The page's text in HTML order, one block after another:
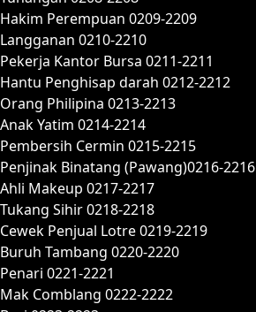
Hakim Perempuan 0209-2209
Langganan 0210-2210
Pekerja Kantor Bursa 0211-2211
Hantu Penghisap darah 0212-2212
Orang Philipina 0213-2213
Anak Yatim 0214-2214
Pembersih Cermin 0215-2215
Penjinak Binatang (Pawang)0216-2216
Ahli Makeup 0217-2217
Tukang Sihir 0218-2218
Cewek Penjual Lotre 0219-2219
Buruh Tambang 0220-2220
Penari 0221-2221
Mak Comblang 0222-2222